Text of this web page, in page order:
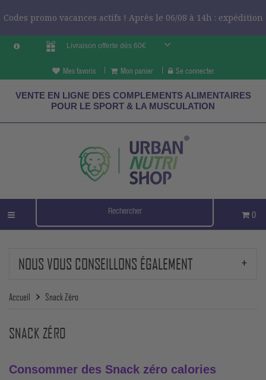
Codes promo vacances actifs ! Après le 06/08 à 14h : expédition
Livraison offerte dès 60€
Mes favoris Mon panier Se connecter
VENTE EN LIGNE DES COMPLEMENTS ALIMENTAIRES
POUR LE SPORT & LA MUSCULATION
0
NOUS VOUS CONSEILLONS ÉGALEMENT
Accueil Snack Zéro
SNACK ZÉRO
Consommer des Snack zéro calories